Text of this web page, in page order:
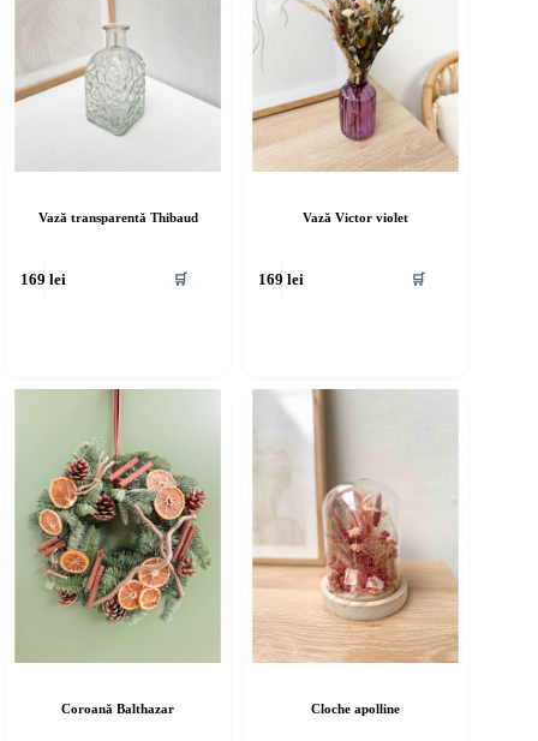
Vază transparentă Thibaud
169lei 🛒
Vază Victor violet
169lei 🛒
Coroană Balthazar Cloche apolline